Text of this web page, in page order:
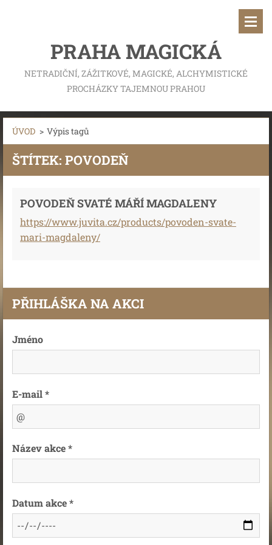
PRAHA MAGICKÁ
NETRADIČNÍ, ZÁŽITKOVÉ, MAGICKÉ, ALCHYMISTICKÉ
PROCHÁZKY TAJEMNOU PRAHOU
ÚVOD > Výpis tagů
ŠTÍTEK: POVODEŇ
POVODEŇ SVATÉ MÁŘÍ MAGDALENY
https://www.juvita.cz/products/povoden-svate-
mari-magdaleny/
PŘIHLÁŠKA NA AKCI
Jméno
E-mail *
Název akce *
Datum akce *